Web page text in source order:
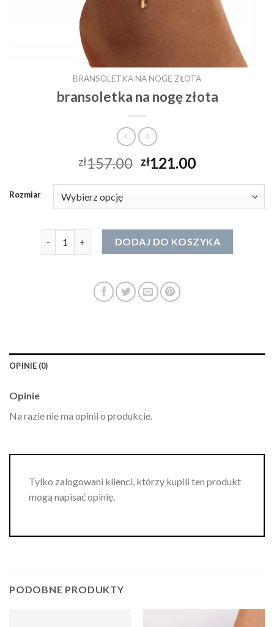
BRANSOLETKA NA NOGĘ ZŁOTA
bransoletka na nogę złota
zł157.00 zł121.00
Rozmiar
ilość bransoletka na nogę złotaDODAJ DO KOSZYKA
OPINIE (0)
Opinie
Na razie nie ma opinii o produkcie.
Tylko zalogowani klienci, którzy kupili ten produkt
mogą napisać opinię.
PODOBNE PRODUKTY